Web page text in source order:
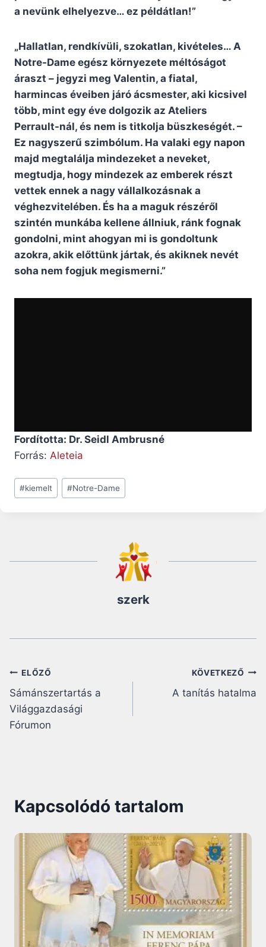
a nevünk elhelyezve… ez példátlan!”
„Hallatlan, rendkívüli, szokatlan, kivételes… A
Notre-Dame egész környezete méltóságot
áraszt – jegyzi meg Valentin, a fiatal,
harmincas éveiben járó ácsmester, aki kicsivel
több, mint egy éve dolgozik az Ateliers
Perrault-nál, és nem is titkolja büszkeségét. –
Ez nagyszerű szimbólum. Ha valaki egy napon
majd megtalálja mindezeket a neveket,
megtudja, hogy mindezek az emberek részt
vettek ennek a nagy vállalkozásnak a
véghezvitelében. És ha a maguk részéről
szintén munkába kellene állniuk, ránk fognak
gondolni, mint ahogyan mi is gondoltunk
azokra, akik előttünk jártak, és akiknek nevét
soha nem fogjuk megismerni.”
Fordította: Dr. Seidl Ambrusné
Forrás: Aleteia
Post
Tags:
#kiemelt #Notre-Dame
szerk
Bejegyzés
navigáció
ELŐZŐ
Sámánszertartás a
Világgazdasági
Fórumon
KÖVETKEZŐ
A tanítás hatalma
Kapcsolódó tartalom